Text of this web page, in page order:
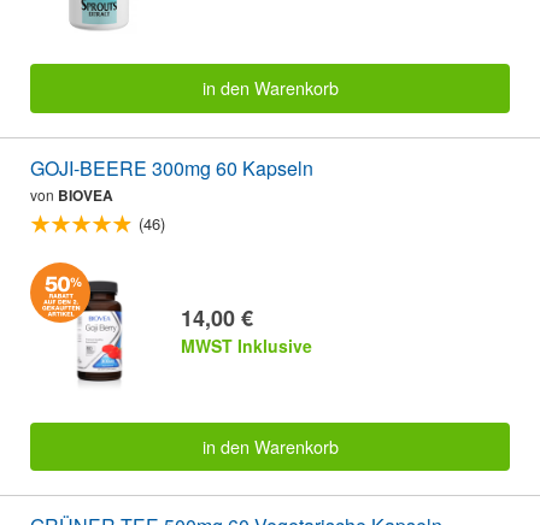
in den Warenkorb
GOJI-BEERE 300mg 60 Kapseln
von BIOVEA
(46)
14,00 €
MWST Inklusive
in den Warenkorb